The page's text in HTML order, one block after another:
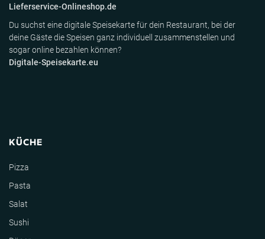
Lieferservice-Onlineshop.de
Du suchst eine digitale Speisekarte für dein Restaurant, bei der
deine Gäste die Speisen ganz individuell zusammenstellen und
sogar online bezahlen können?
Digitale-Speisekarte.eu
KÜCHE
Pizza
Pasta
Salat
Sushi